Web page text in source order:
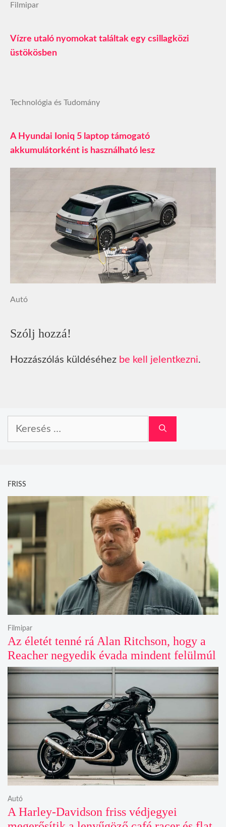
Filmipar
Vízre utaló nyomokat találtak egy csillagközi
üstökösben
Technológia és Tudomány
A Hyundai Ioniq 5 laptop támogató
akkumulátorként is használható lesz
Autó
Szólj hozzá!
Hozzászólás küldéséhez be kell jelentkezni.
FRISS
Az életét tenné rá Alan Ritchson, hogy a
Reacher negyedik évada mindent felülmúl
Filmipar
A Harley-Davidson friss védjegyei
Autó